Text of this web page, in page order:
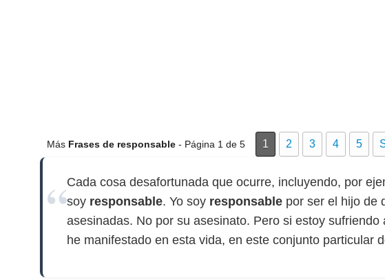
Más Frases de responsable - Página 1 de 5 1 2 3 4 5
Cada cosa desafortunada que ocurre, incluyendo, por
soy responsable. Yo soy responsable por ser el hijo de
asesinadas. No por su asesinato. Pero si estoy
he manifestado en esta vida, en este conjunto particular